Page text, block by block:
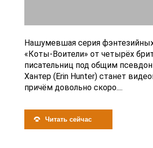
Нашумевшая серия
«Коты-Воители» от четырёх
писательниц под общим
Хантер (Erin Hunter) станет
причём довольно скоро....
Читать сейчас